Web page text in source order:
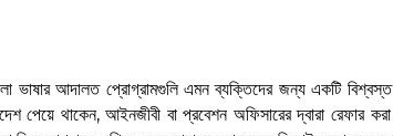
ভাষার আদালত প্রোগ্রামগুলি এমন ব্যক্তিদের জন্য একটি
পেয়ে থাকেন, আইনজীবী বা প্রবেশন অফিসারের দ্বারা রেফার